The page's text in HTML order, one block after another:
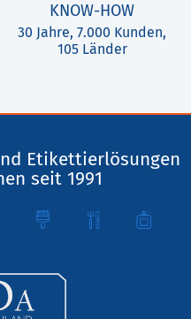
KNOW-HOW
30 Jahre, 7.000 Kunden,
105 Länder
Etikettierlösungen
seit 1991